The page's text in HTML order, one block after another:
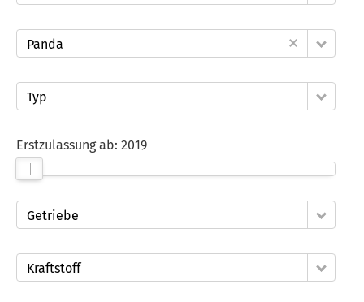
Panda
Typ
Erstzulassung ab: 2019
Getriebe
Kraftstoff